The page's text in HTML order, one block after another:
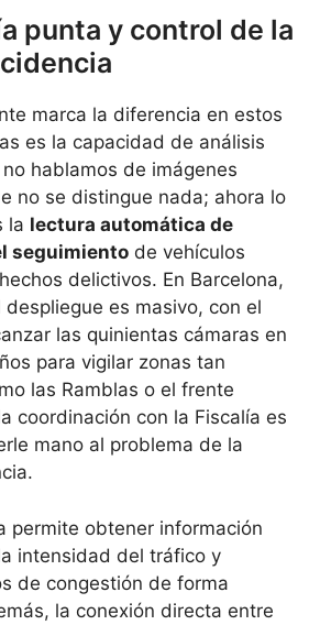
punta y control de la
marca la diferencia en estos
es la capacidad de análisis
hablamos de imágenes
no se distingue nada; ahora lo
la lectura automática de
seguimiento de vehículos
delictivos. En Barcelona,
despliegue es masivo, con el
las quinientas cámaras en
para vigilar zonas tan
las Ramblas o el frente
coordinación con la Fiscalía es
mano al problema de la
permite obtener información
intensidad del tráfico y
de congestión de forma
la conexión directa entre